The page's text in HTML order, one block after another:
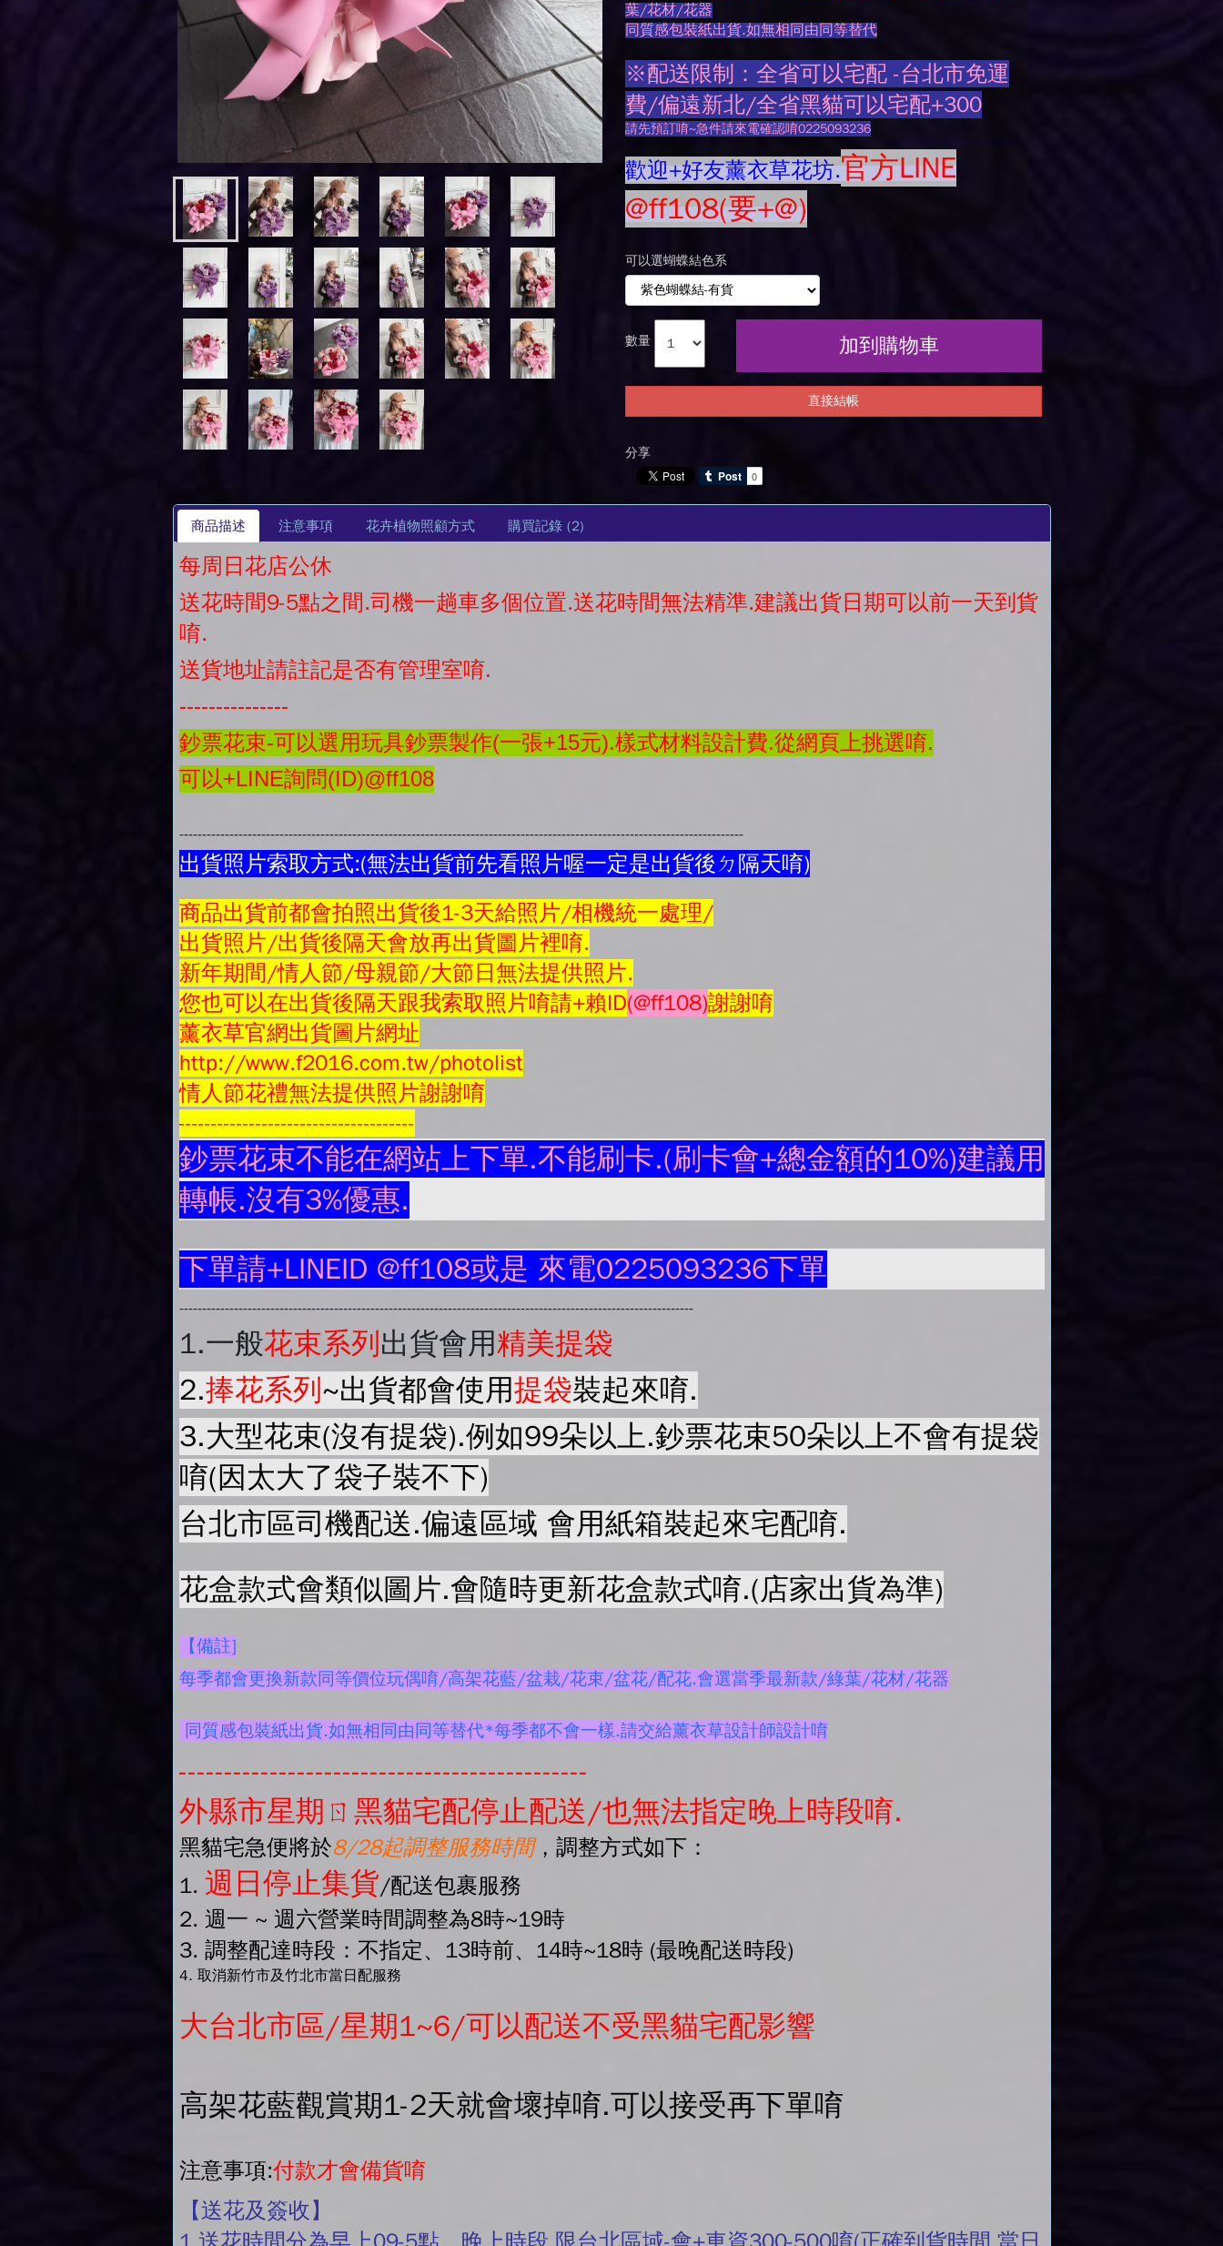
葉/花材/花器
同質感包裝紙出貨.如無相同由同等替代
※配送限制：全省可以宅配 -台北市免運
費/偏遠新北/全省黑貓可以宅配+300
請先預訂唷~急件請來電確認唷0225093236
歡迎+好友薰衣草花坊.官方LINE
@ff108(要+@)
可以選蝴蝶結色系
數量 加到購物車
直接結帳
分享
商品描述 注意事項 花卉植物照顧方式 購買記錄 (2)
每周日花店公休
送花時間9-5點之間.司機一趟車多個位置.送花時間無法精準.建議出貨日期可以前一天到貨
唷.
送貨地址請註記是否有管理室唷.
---------------
鈔票花束-可以選用玩具鈔票製作(一張+15元).樣式材料設計費.從網頁上挑選唷.
可以+LINE詢問(ID)@ff108
----------------------------------------------------------------------------------------------------------------------------
出貨照片索取方式:(無法出貨前先看照片喔一定是出貨後ㄉ隔天唷)
商品出貨前都會拍照出貨後1-3天給照片/相機統一處理/
出貨照片/出貨後隔天會放再出貨圖片裡唷.
新年期間/情人節/母親節/大節日無法提供照片.
您也可以在出貨後隔天跟我索取照片唷請+賴ID(@ff108)謝謝唷
薰衣草官網出貨圖片網址
http://www.f2016.com.tw/photolist
情人節花禮無法提供照片謝謝唷
-------------------------------------
鈔票花束不能在網站上下單.不能刷卡.(刷卡會+總金額的10%)建議用
轉帳.沒有3%優惠.
下單請+LINEID @ff108或是 來電0225093236下單
-----------------------------------------------------------------------------------------------------------------
1.一般花束系列出貨會用精美提袋
2.捧花系列~出貨都會使用提袋裝起來唷.
3.大型花束(沒有提袋).例如99朵以上.鈔票花束50朵以上不會有提袋
唷(因太大了袋子裝不下)
台北市區司機配送.偏遠區域 會用紙箱裝起來宅配唷.
花盒款式會類似圖片.會隨時更新花盒款式唷.(店家出貨為準)
【備註]
每季都會更換新款同等價位玩偶唷/高架花藍/盆栽/花束/盆花/配花.會選當季最新款/綠葉/花材/花器
同質感包裝紙出貨.如無相同由同等替代*每季都不會一樣.請交給薰衣草設計師設計唷
---------------------------------------------
外縣市星期ㄖ黑貓宅配停止配送/也無法指定晚上時段唷.
黑貓宅急便將於8/28起調整服務時間，調整方式如下：
1. 週日停止集貨/配送包裹服務
2. 週一 ~ 週六營業時間調整為8時~19時
3. 調整配達時段：不指定、13時前、14時~18時 (最晚配送時段)
4. 取消新竹市及竹北市當日配服務
大台北市區/星期1~6/可以配送不受黑貓宅配影響
高架花藍觀賞期1-2天就會壞掉唷.可以接受再下單唷
注意事項:付款才會備貨唷
【送花及簽收】